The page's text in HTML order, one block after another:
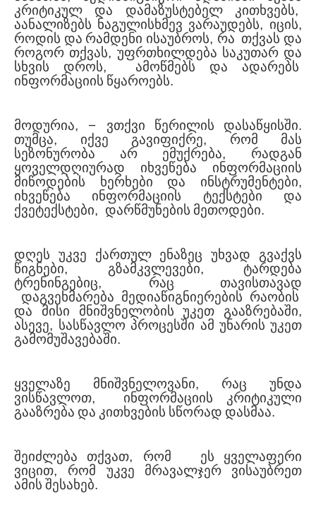
კრიტიკულ
და დამაზუსტებელ კითხვებს,
აანალიზებს ნაგულისხმევ ვარაუდებს, იცის,
როდის და რამდენი ისაუბროს, რა თქვას და
როგორ თქვას, უფრთხილდება საკუთარ და
სხვის
დროს, ამოწმებს და
ადარებს
ინფორმაციის წყაროებს.
მოდურია, − ვთქვი წერილის დასაწყისში.
თუმცა, იქვე გავიფიქრე, რომ
მას
სეზონურობა
არ ემუქრება, რადგან
ყოველდღიურად
იხვეწება
ინფორმაციის
მიწოდების
ხერხები და ინსტრუმენტები,
იხვეწება
ინფორმაციის ტექსტები
და
ქვეტექსტები, დარწმუნების მეთოდები.
დღეს უკვე ქართულ ენაზეც უხვად
გვაქვს
წიგნები, გზამკვლევები,ტარდება
ტრენინგებიც, რაც
თავისთავად
დაგვეხმარება მედიაწიგნიერების რაობის
და
მისი მნიშვნელობის უკეთ გააზრებაში,
ასევე, სასწავლო პროცესში ამ უნარის უკეთ
გამომუშავებაში.
ყველაზე მნიშვნელოვანი, რაც
უნდა
ვისწავლოთ, ინფორმაციის
კრიტიკული
გააზრება და კითხვების სწორად დასმაა.
შეიძლება თქვათ, რომ ეს
ყველაფერი
ვიცით, რომ უკვე მრავალჯერ
ვისაუბრეთ
ამის შესახებ.